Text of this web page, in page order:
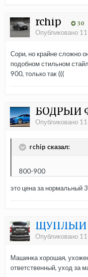
rchip 30
Опубликовано
Сори, но крайне сложно
подобном стильном
900, только так (((
БОДРЫЙ
Опубликовано
rchip сказал:
800-900
это цена за нормальный
ЩУПЛЫЙ
Опубликовано
Машинка хорошая,
ответственный, уход за